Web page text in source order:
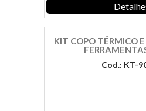
KIT COPO TÉRMICO
Cod.: KT-